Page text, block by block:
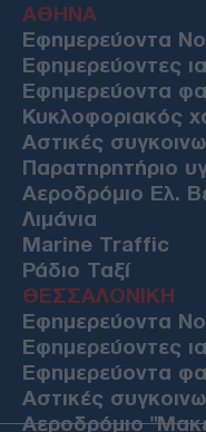
ΑΘΗΝΑ
Εφημερεύοντα
Εφημερεύοντες
Εφημερεύοντα
Κυκλοφοριακός
Αστικές
Παρατηρητήριο
Αεροδρόμιο Ελ.
Λιμάνια
Marine Traffic
Ράδιο Ταξί
ΘΕΣΣΑΛΟΝΙΚΗ
Εφημερεύοντα
Εφημερεύοντες
Εφημερεύοντα
Αστικές
Αεροδρόμιο